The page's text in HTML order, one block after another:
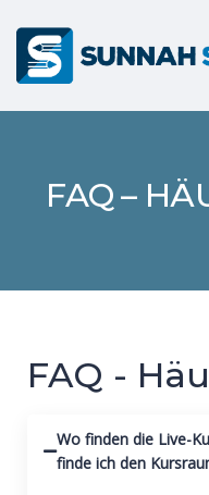
FAQ –
FAQ -
Wo finden die Live-
finde ich den